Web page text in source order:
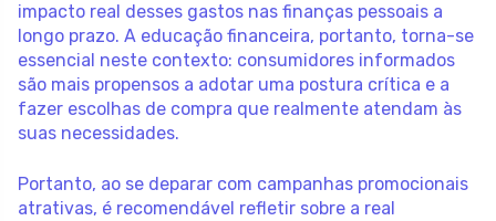
impacto real desses gastos nas finanças pessoais a
longo prazo. A educação financeira, portanto, torna-se
essencial neste contexto: consumidores informados
são mais propensos a adotar uma postura crítica e a
fazer escolhas de compra que realmente atendam às
suas necessidades.
Portanto, ao se deparar com campanhas promocionais
atrativas, é recomendável refletir sobre a real